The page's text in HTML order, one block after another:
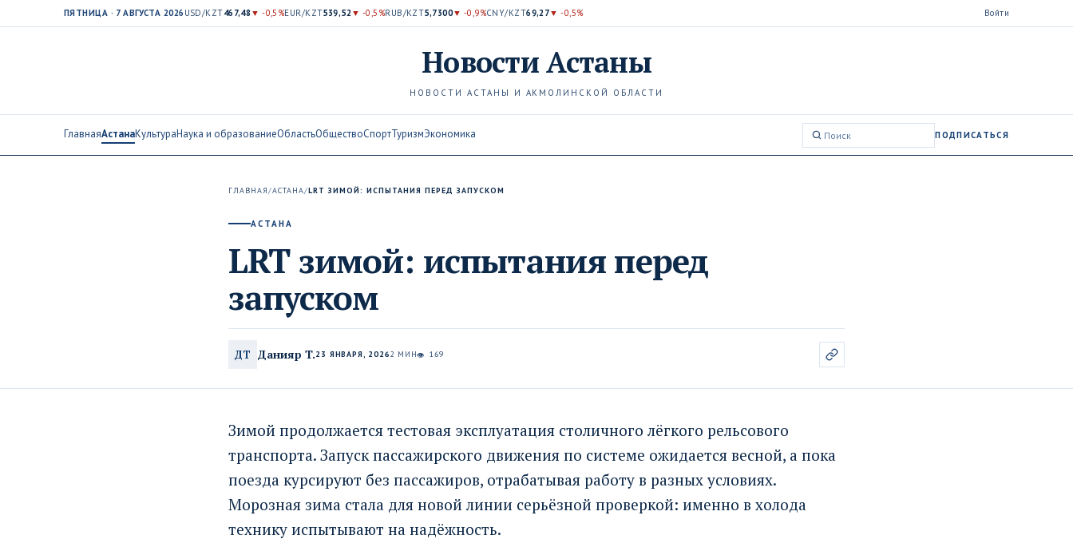
ПЯТНИЦА · 7 АВГУСТА 2026 USD/KZT467,48 ▼ -0,5%EUR/KZT539,52▼ -0,5%RUB/KZT5,7300▼ -0,9%CNY/KZT69,27▼ -0,5% Войти
НовостиАстаны
НОВОСТИ АСТАНЫ И АКМОЛИНСКОЙ ОБЛАСТИ
ГлавнаяАстанаКультураНаука и образованиеОбластьОбществоСпортТуризмЭкономика
Поиск:
ПОДПИСАТЬСЯ
ГЛАВНАЯ/АСТАНА/LRT ЗИМОЙ: ИСПЫТАНИЯ ПЕРЕД ЗАПУСКОМ
АСТАНА
LRT зимой: испытания перед
запуском
ДТ Данияр Т.23 ЯНВАРЯ, 20262 МИН👁 169
Зимой продолжается тестовая эксплуатация столичного лёгкого рельсового
транспорта. Запуск пассажирского движения по системе ожидается весной, а пока
поезда курсируют без пассажиров, отрабатывая работу в разных условиях.
Морозная зима стала для новой линии серьёзной проверкой: именно в холода
технику испытывают на надёжность.